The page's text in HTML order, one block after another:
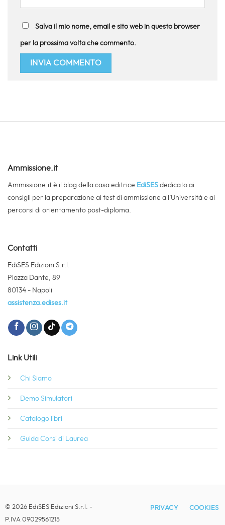
Salva il mio nome, email e sito web in questo browser
per la prossima volta che commento.
Ammissione.it
Ammissione.it è il blog della casa editrice EdiSES dedicato ai
consigli per la preparazione ai test di ammissione all’Università e ai
percorsi di orientamento post-diploma.
Contatti
EdiSES Edizioni S.r.l.
Piazza Dante, 89
80134 - Napoli
assistenza.edises.it
Link Utili
Chi Siamo
Demo Simulatori
Catalogo libri
Guida Corsi di Laurea
© 2026 EdiSES Edizioni S.r.l. -
P.IVA 09029561215
PRIVACY COOKIES